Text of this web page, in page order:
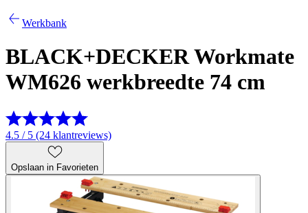
Werkbank
BLACK+DECKER Workmate
WM626 werkbreedte 74 cm
4.5 / 5 (24 klantreviews)
Opslaan in Favorieten